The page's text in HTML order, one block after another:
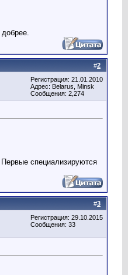
#2
Регистрация: 21.01.2010
Адрес: Belarus, Minsk
Сообщения: 2,274
специализируются
#3
Регистрация: 29.10.2015
Сообщения: 33